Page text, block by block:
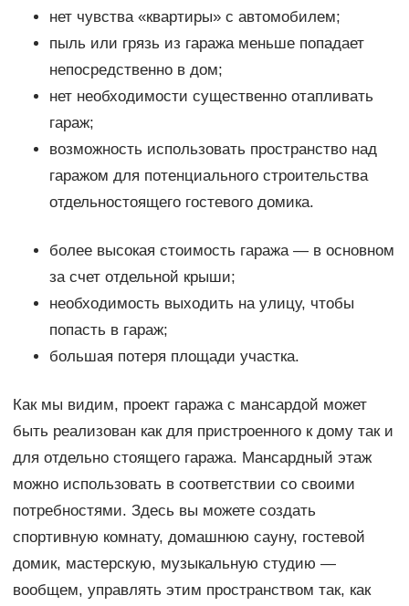
нет чувства «квартиры» с автомобилем;
пыль или грязь из гаража меньше попадает
непосредственно в дом;
нет необходимости существенно отапливать
гараж;
возможность использовать пространство над
гаражом для потенциального строительства
отдельностоящего гостевого домика.
более высокая стоимость гаража — в основном
за счет отдельной крыши;
необходимость выходить на улицу, чтобы
попасть в гараж;
большая потеря площади участка.
Как мы видим, проект гаража с мансардой может
быть реализован как для пристроенного к дому так и
для отдельно стоящего гаража. Мансардный этаж
можно использовать в соответствии со своими
потребностями. Здесь вы можете создать
спортивную комнату, домашнюю сауну, гостевой
домик, мастерскую, музыкальную студию —
вообщем, управлять этим пространством так, как